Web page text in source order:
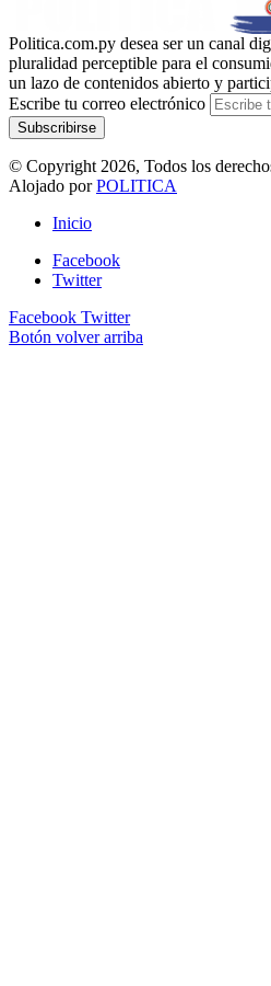
Politica.com.py desea ser un canal
pluralidad perceptible para el
un lazo de contenidos abierto y
Escribe tu correo electrónico
© Copyright 2026, Todos los
Alojado porPOLITICA
Inicio
Facebook
Twitter
Facebook Twitter
Botón volver arriba